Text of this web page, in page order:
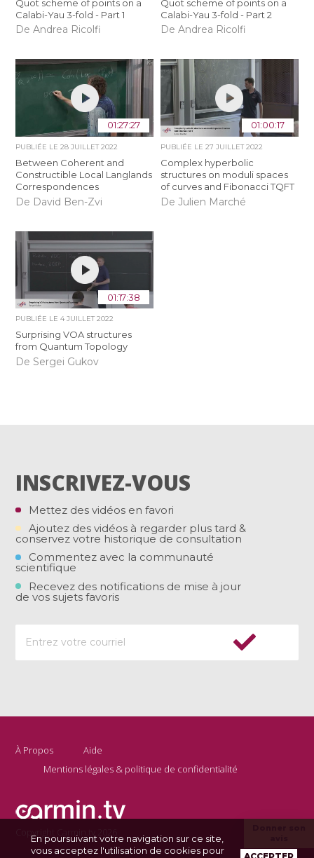
Quot scheme of points on a
Calabi-Yau 3-fold - Part 1
De Andrea Ricolfi
Quot scheme of points on a
Calabi-Yau 3-fold - Part 2
De Andrea Ricolfi
01:27:27
PUBLIÉE LE28 JUILLET 2022
Between Coherent and
Constructible Local Langlands
Correspondences
De David Ben-Zvi
01:00:17
PUBLIÉE LE 27 JUILLET 2022
Complex hyperbolic
structures on moduli spaces
of curves and Fibonacci TQFT
De Julien Marché
01:17:38
PUBLIÉE LE4 JUILLET 2022
Surprising VOA structures
from Quantum Topology
De Sergei Gukov
INSCRIVEZ-VOUS
Mettez des vidéos en favori
Ajoutez des vidéos à regarder plus tard &
conservez votre historique de consultation
Commentez avec la communauté
scientifique
Recevez des notifications de mise à jour
de vos sujets favoris
À Propos
Aide
Mentions légales & politique de confidentialité
Copyright Carmin.tv 2026
En poursuivant votre navigation sur ce site,
vous acceptez l'utilisation de cookies pour